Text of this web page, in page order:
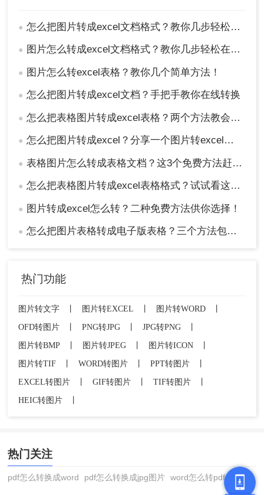
● 怎么把图片转成excel文档格式？教你几步轻松转换
● 图片怎么转成excel文档格式？教你几步轻松在线转换
● 图片怎么转excel表格？教你几个简单方法！
● 怎么把图片转成excel文档？手把手教你在线转换
● 怎么把表格图片转成excel表格？两个方法教会你！
● 怎么把图片转成excel？分享一个图片转excel表格的方法
● 表格图片怎么转成表格文档？这3个免费方法赶紧收藏！
● 怎么把表格图片转成excel表格格式？试试看这个方法！
● 图片转成excel怎么转？二种免费方法供你选择！
● 怎么把图片表格转成电子版表格？三个方法包你一看就会，省时又省力!！
热门功能
图片转文字 图片转EXCEL 图片转WORD
OFD转图片
PNG转JPG JPG转PNG
图片转BMP
图片转JPEG 图片转ICON
图片转TIF
WORD转图片 PPT转图片
EXCEL转图片
GIF转图片 TIF转图片
HEIC转图片
热门关注
pdf怎么转换成word pdf怎么转换成jpg图片 word怎么转pdf